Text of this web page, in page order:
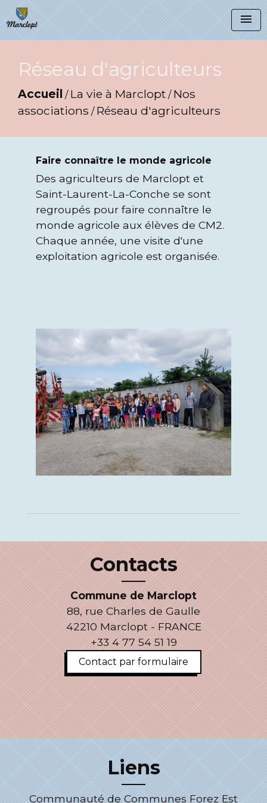
menu
Réseau d'agriculteurs
Accueil / La vie à Marclopt / Nos
associations / Réseau d'agriculteurs
Faire connaître le monde agricole
Des agriculteurs de Marclopt et
Saint-Laurent-La-Conche se sont
regroupés pour faire connaître le
monde agricole aux élèves de CM2.
Chaque année, une visite d'une
exploitation agricole est organisée.
Contacts
Commune de Marclopt
88, rue Charles de Gaulle
42210 Marclopt - FRANCE
+33 4 77 54 51 19
Contact par formulaire
Liens
Communauté de Communes Forez Est